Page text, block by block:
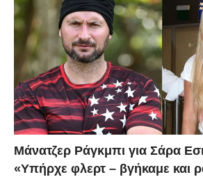
Μάνατζερ Ράγκμπι για Σάρα
«Υπήρχε φλερτ – βγήκαμε και